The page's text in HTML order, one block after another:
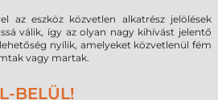
az eszköz közvetlen alkatrész jelölések
válik, így az olyan nagy kihívást jelentő
nyílik, amelyeket közvetlenül fém
vagy martak.
BELÜL!